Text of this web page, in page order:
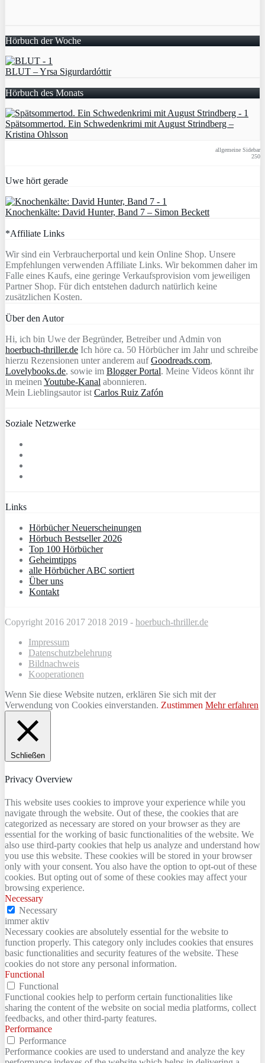
Hörbuch der Woche
BLUT – Yrsa Sigurdardóttir
Hörbuch des Monats
Spätsommertod. Ein Schwedenkrimi mit August Strindberg –
Kristina Ohlsson
allgemeine Sidebar
250
Uwe hört gerade
Knochenkälte: David Hunter, Band 7 – Simon Beckett
*Affiliate Links
Wir sind ein Verbraucherportal und kein Online Shop. Unsere
Empfehlungen verwenden Affiliate Links. Wir bekommen daher im
Falle eines Kaufs, eine geringe Verkaufsprovision vom jeweiligen
Partner Shop. Für dich entstehen dadurch natürlich keine
zusätzlichen Kosten.
Über den Autor
Hi, ich bin Uwe der Begründer, Betreiber und Admin von
hoerbuch-thriller.de Ich höre ca. 50 Hörbücher im Jahr und schreibe
hierzu Rezensionen unter anderem aufGoodreads.com,
Lovelybooks.de, sowie im Blogger Portal. Meine Videos könnt ihr
in meinen Youtube-Kanal abonnieren.
Mein Lieblingsautor ist Carlos Ruiz Zafón
Soziale Netzwerke
Links
Hörbücher Neuerscheinungen
Hörbuch Bestseller 2026
Top 100 Hörbücher
Geheimtipps
alle Hörbücher ABC sortiert
Über uns
Kontakt
Copyright 2016 2017 2018 2019 - hoerbuch-thriller.de
Impressum
Datenschutzbelehrung
Bildnachweis
Kooperationen
Wenn Sie diese Website nutzen, erklären Sie sich mit der
Verwendung von Cookies einverstanden. Zustimmen Mehr erfahren
Schließen
Privacy Overview
This website uses cookies to improve your experience while you
navigate through the website. Out of these, the cookies that are
categorized as necessary are stored on your browser as they are
essential for the working of basic functionalities of the website. We
also use third-party cookies that help us analyze and understand how
you use this website. These cookies will be stored in your browser
only with your consent. You also have the option to opt-out of these
cookies. But opting out of some of these cookies may affect your
browsing experience.
Necessary
Necessary
immer aktiv
Necessary cookies are absolutely essential for the website to
function properly. This category only includes cookies that ensures
basic functionalities and security features of the website. These
cookies do not store any personal information.
Functional
Functional
Functional cookies help to perform certain functionalities like
sharing the content of the website on social media platforms, collect
feedbacks, and other third-party features.
Performance
Performance
Performance cookies are used to understand and analyze the key